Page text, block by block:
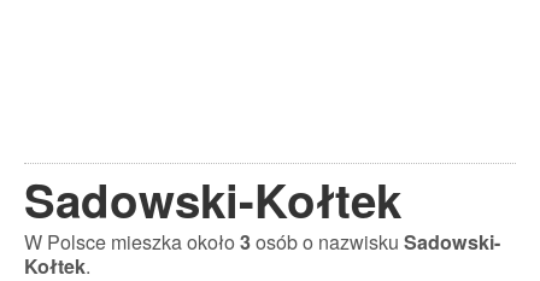
Sadowski-Kołtek
W Polsce mieszka około3osób o nazwisku Sadowski-
Kołtek.